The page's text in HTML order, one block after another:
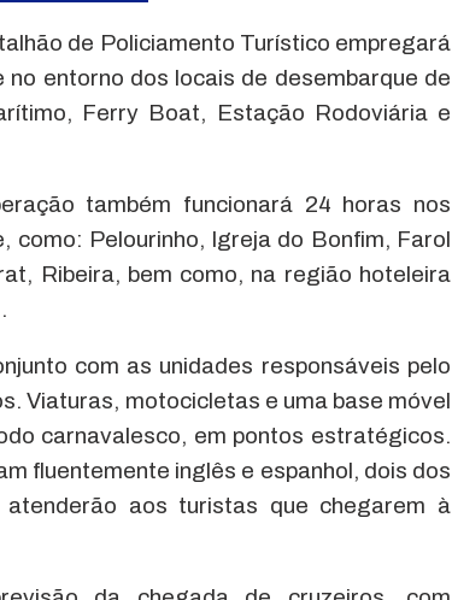
de Policiamento Turístico empregará
entorno dos locais de desembarque de
Ferry Boat, Estação Rodoviária e
também funcionará 24 horas nos
como: Pelourinho, Igreja do Bonfim, Farol
Ribeira, bem como, na região hoteleira
com as unidades responsáveis pelo
Viaturas, motocicletas e uma base móvel
carnavalesco, em pontos estratégicos.
fluentemente inglês e espanhol, dois dos
aos turistas que chegarem à